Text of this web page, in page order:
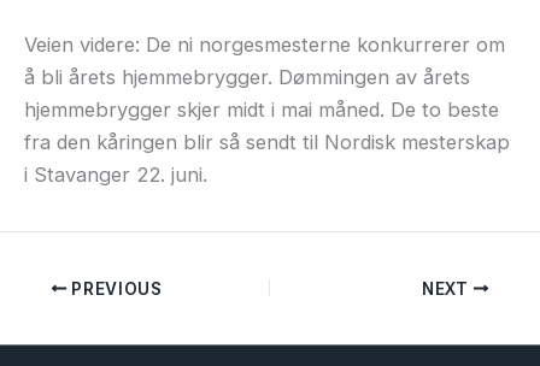
Veien videre: De ni norgesmesterne konkurrerer om
å bli årets hjemmebrygger. Dømmingen av årets
hjemmebrygger skjer midt i mai måned. De to beste
fra den kåringen blir så sendt til Nordisk mesterskap
i Stavanger 22. juni.
PREVIOUS NEXT